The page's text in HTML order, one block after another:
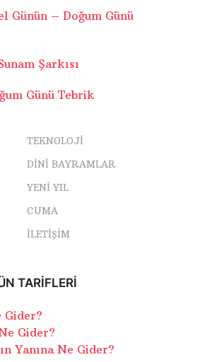
Günün – Doğum Günü
Şarkısı
Günü Tebrik
TEKNOLOJI
DINI BAYRAMLAR
YENI YIL
CUMA
İLETIŞIM
TARIFLERI
Gider?
Gider?
Yanına Ne Gider?